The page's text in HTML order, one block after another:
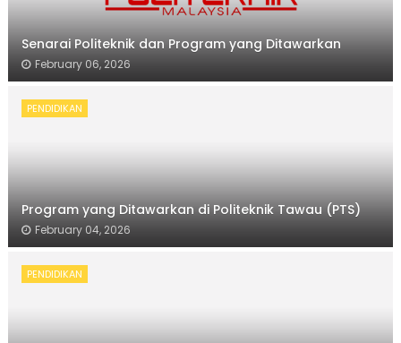
Senarai Politeknik dan Program yang Ditawarkan
February 06, 2026
PENDIDIKAN
Program yang Ditawarkan di Politeknik Tawau (PTS)
February 04, 2026
PENDIDIKAN